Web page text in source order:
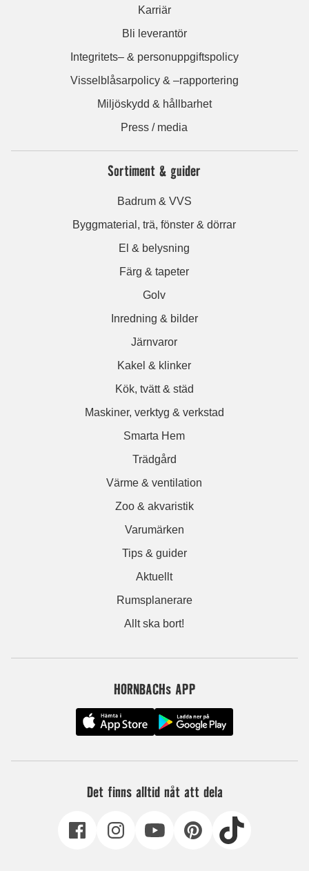
Karriär
Bli leverantör
Integritets– & personuppgiftspolicy
Visselblåsarpolicy & –rapportering
Miljöskydd & hållbarhet
Press / media
Sortiment & guider
Badrum & VVS
Byggmaterial, trä, fönster & dörrar
El & belysning
Färg & tapeter
Golv
Inredning & bilder
Järnvaror
Kakel & klinker
Kök, tvätt & städ
Maskiner, verktyg & verkstad
Smarta Hem
Trädgård
Värme & ventilation
Zoo & akvaristik
Varumärken
Tips & guider
Aktuellt
Rumsplanerare
Allt ska bort!
HORNBACHs APP
Det finns alltid nåt att dela